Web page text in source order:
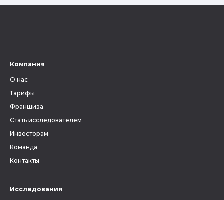
Компания
О нас
Тарифы
Франшиза
Стать исследователем
Инвесторам
Команда
Контакты
Исследования